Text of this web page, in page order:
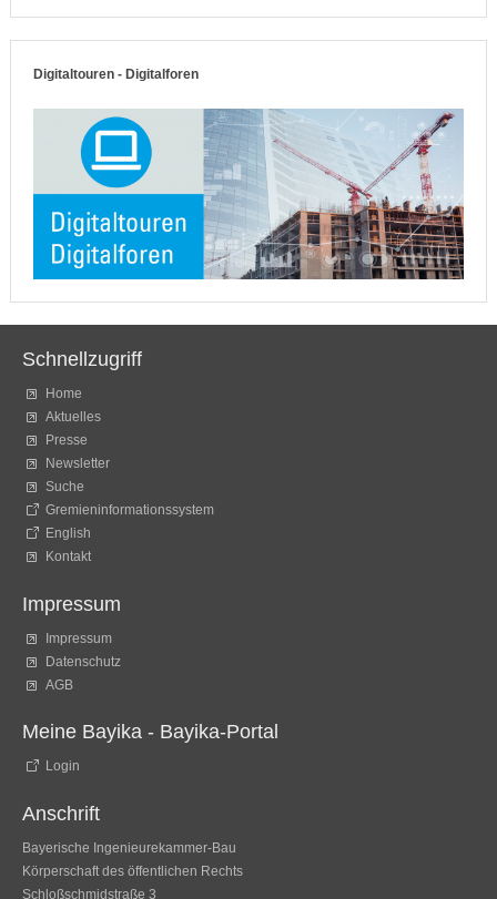
Digitaltouren - Digitalforen
Schnellzugriff
Home
Aktuelles
Presse
Newsletter
Suche
Gremieninformationssystem
English
Kontakt
Impressum
Impressum
Datenschutz
AGB
Meine Bayika - Bayika-Portal
Login
Anschrift
Bayerische Ingenieurekammer-Bau
Körperschaft des öffentlichen Rechts
Schloßschmidstraße 3